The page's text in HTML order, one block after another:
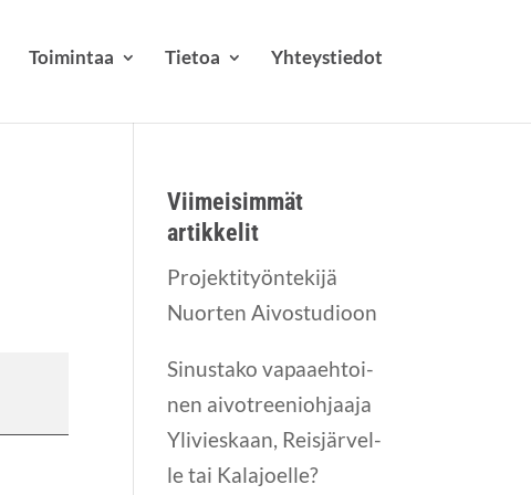
Toi­min­taa Tie­toa Yhteys­tie­dot
Vii­mei­sim­mät
artikkelit
Pro­jek­ti­työn­te­ki­jä
Nuor­ten Aivostudioon
Sinus­ta­ko vapaa­eh­toi­
nen aivot­ree­nioh­jaa­ja
Yli­vies­kaan, Reis­jär­vel­
le tai Kala­joel­le?